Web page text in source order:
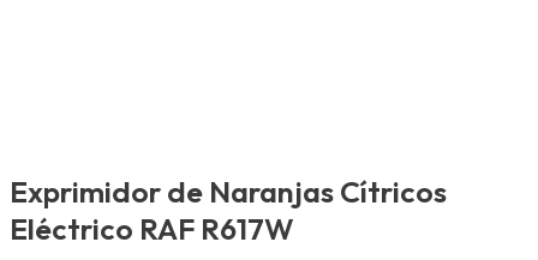
Exprimidor de Naranjas Cítricos
Eléctrico RAF R617W